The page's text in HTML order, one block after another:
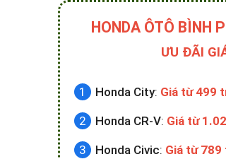
HONDA ÔTÔ BÌNH
ƯU ĐÃI
Honda City: Giá từ 499
Honda CR-V: Giá từ
Honda Civic: Giá từ 789